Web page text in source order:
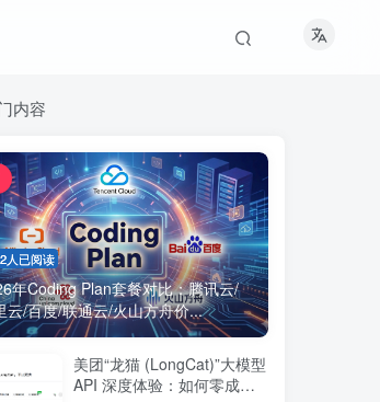
内容
人已阅读
年Coding Plan套餐对比：腾讯云/
云/百度/联通云/火山方舟价...
美团“龙猫 (LongCat)”大模型
API 深度体验：如何零成本